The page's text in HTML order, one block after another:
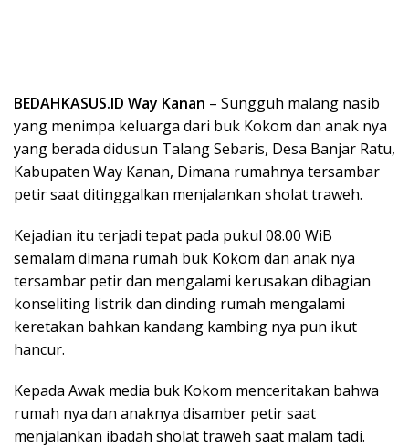
BEDAHKASUS.ID Way Kanan – Sungguh malang nasib
yang menimpa keluarga dari buk Kokom dan anak nya
yang berada didusun Talang Sebaris, Desa Banjar Ratu,
Kabupaten Way Kanan, Dimana rumahnya tersambar
petir saat ditinggalkan menjalankan sholat traweh.
Kejadian itu terjadi tepat pada pukul 08.00 WiB
semalam dimana rumah buk Kokom dan anak nya
tersambar petir dan mengalami kerusakan dibagian
konseliting listrik dan dinding rumah mengalami
keretakan bahkan kandang kambing nya pun ikut
hancur.
Kepada Awak media buk Kokom menceritakan bahwa
rumah nya dan anaknya disamber petir saat
menjalankan ibadah sholat traweh saat malam tadi.